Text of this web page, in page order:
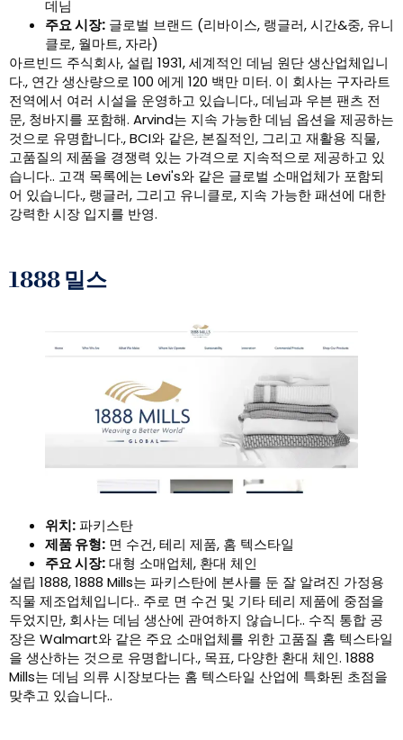
데님
주요 시장: 글로벌 브랜드 (리바이스, 랭글러, 시간&중, 유니
클로, 월마트, 자라)
아르빈드 주식회사, 설립 1931, 세계적인 데님 원단 생산업체입니
다., 연간 생산량으로 100 에게 120 백만 미터. 이 회사는 구자라트
전역에서 여러 시설을 운영하고 있습니다., 데님과 우븐 팬츠 전
문, 청바지를 포함해. Arvind는 지속 가능한 데님 옵션을 제공하는
것으로 유명합니다., BCI와 같은, 본질적인, 그리고 재활용 직물,
고품질의 제품을 경쟁력 있는 가격으로 지속적으로 제공하고 있
습니다.. 고객 목록에는 Levi's와 같은 글로벌 소매업체가 포함되
어 있습니다., 랭글러, 그리고 유니클로, 지속 가능한 패션에 대한
강력한 시장 입지를 반영.
1888 밀스
위치: 파키스탄
제품 유형: 면 수건, 테리 제품, 홈 텍스타일
주요 시장:대형 소매업체, 환대 체인
설립 1888, 1888 Mills는 파키스탄에 본사를 둔 잘 알려진 가정용
직물 제조업체입니다.. 주로 면 수건 및 기타 테리 제품에 중점을
두었지만, 회사는 데님 생산에 관여하지 않습니다.. 수직 통합 공
장은 Walmart와 같은 주요 소매업체를 위한 고품질 홈 텍스타일
을 생산하는 것으로 유명합니다., 목표, 다양한 환대 체인. 1888
Mills는 데님 의류 시장보다는 홈 텍스타일 산업에 특화된 초점을
맞추고 있습니다..